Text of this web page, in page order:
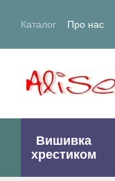
Каталог
Про нас
Вишивка
хрестиком